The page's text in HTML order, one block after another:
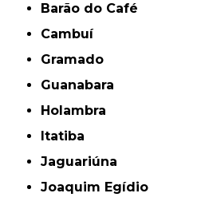
Barão do Café
Cambuí
Gramado
Guanabara
Holambra
Itatiba
Jaguariúna
Joaquim Egídio